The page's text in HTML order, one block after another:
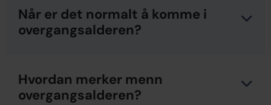
Når er det normalt å komme i
overgangsalderen?
Hvordan merker menn
overgangsalderen?